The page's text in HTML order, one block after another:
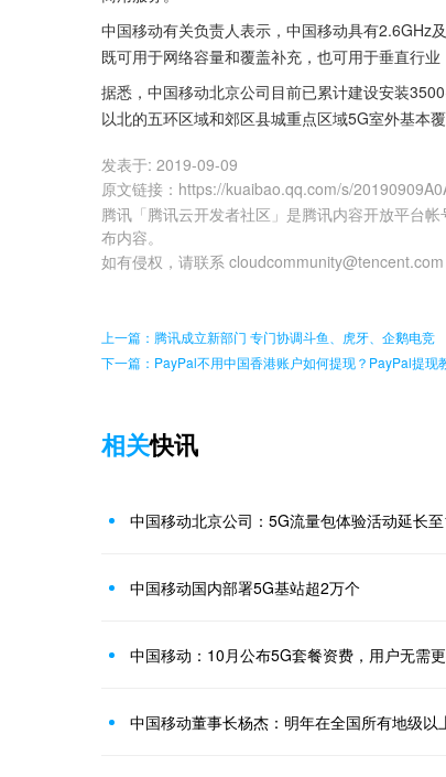
中国移动有关负责人表示，中国移动具有2.6GHz
既可用于网络容量和覆盖补充，也可用于垂直行业
据悉，中国移动北京公司目前已累计建设安装
以北的五环区域和郊区县城重点区域5G室外基本覆
发表于: 2019-09-09
原文链接 ： https://kuaibao.qq.com/s/
腾讯「腾讯云开发者社区」是腾讯内容开放平台
布内容。
如有侵权，请联系 cloudcommunity@tencent.com
上一篇：腾讯成立新部门 专门协调斗鱼、虎牙、企鹅电竞
下一篇：PayPal不用中国香港账户如何提现？PayPal提现
相关快讯
中国移动北京公司：5G流量包体验活动延长
中国移动国内部署5G基站超2万个
中国移动：10月公布5G套餐资费，用户无需
中国移动董事长杨杰：明年在全国所有地级以